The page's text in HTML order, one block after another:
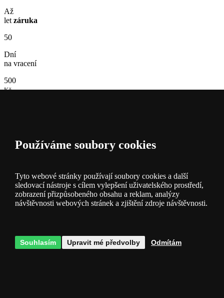
Až
let záruka
50
Dní
na vracení
500
Kč
Tisíc
500
Tisíc
Svítidel
Používáme soubory cookies
Tyto webové stránky používají soubory cookies a další
sledovací nástroje s cílem vylepšení uživatelského prostředí,
zobrazení přizpůsobeného obsahu a reklam, analýzy
návštěvnosti webových stránek a zjištění zdroje návštěvnosti.
Souhlasím Upravit mé předvolby Odmítám